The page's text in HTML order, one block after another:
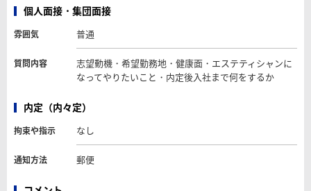
個人面接・集団面接
雰囲気 普通
質問内容
志望動機・希望勤務地・健康面・エステティシャンに
なってやりたいこと・内定後入社まで何をするか
内定（内々定）
拘束や指示 なし
通知方法 郵便